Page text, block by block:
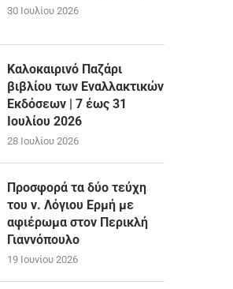
30 Ιουλίου 2026
Καλοκαιρινό Παζάρι
βιβλίου των Εναλλακτικών
Εκδόσεων | 7 έως 31
Ιουλίου 2026
28 Ιουλίου 2026
Προσφορά τα δύο τεύχη
του ν. Λόγιου Ερμή με
αφιέρωμα στον Περικλή
Γιαννόπουλο
19 Ιουνίου 2026